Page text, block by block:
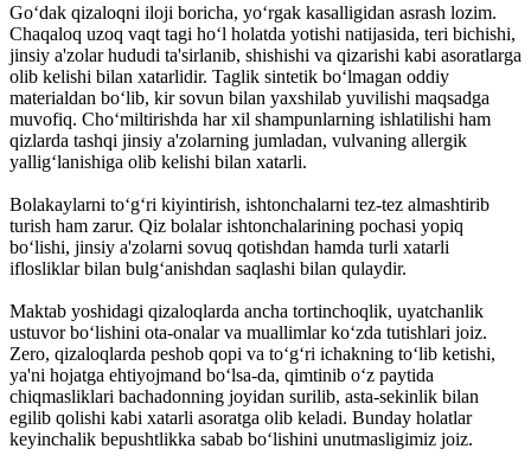
Go‘dak qizaloqni iloji boricha, yo‘rgak kasalligidan asrash lozim.
Chaqaloq uzoq vaqt tagi ho‘l holatda yotishi natijasida, teri bichishi,
jinsiy a'zolar hududi ta'sirlanib, shishishi va qizarishi kabi asoratlarga
olib kelishi bilan xatarlidir. Taglik sintetik bo‘lmagan oddiy
materialdan bo‘lib, kir sovun bilan yaxshilab yuvilishi maqsadga
muvofiq. Cho‘miltirishda har xil shampunlarning ishlatilishi ham
qizlarda tashqi jinsiy a'zolarning jumladan, vulvaning allergik
yallig‘lanishiga olib kelishi bilan xatarli.
Bolakaylarni to‘g‘ri kiyintirish, ishtonchalarni tez-tez almashtirib
turish ham zarur. Qiz bolalar ishtonchalarining pochasi yopiq
bo‘lishi, jinsiy a'zolarni sovuq qotishdan hamda turli xatarli
iflosliklar bilan bulg‘anishdan saqlashi bilan qulaydir.
Maktab yoshidagi qizaloqlarda ancha tortinchoqlik, uyatchanlik
ustuvor bo‘lishini ota-onalar va muallimlar ko‘zda tutishlari joiz.
Zero, qizaloqlarda peshob qopi va to‘g‘ri ichakning to‘lib ketishi,
ya'ni hojatga ehtiyojmand bo‘lsa-da, qimtinib o‘z paytida
chiqmasliklari bachadonning joyidan surilib, asta-sekinlik bilan
egilib qolishi kabi xatarli asoratga olib keladi. Bunday holatlar
keyinchalik bepushtlikka sabab bo‘lishini unutmasligimiz joiz.